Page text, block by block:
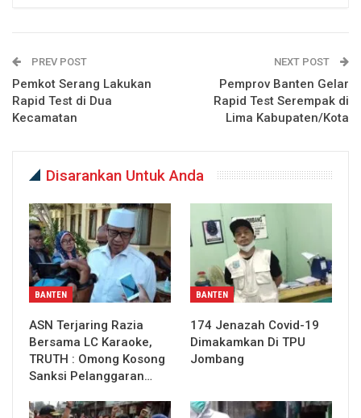
PREV POST
Pemkot Serang Lakukan
Rapid Test di Dua
Kecamatan
NEXT POST
Pemprov Banten Gelar
Rapid Test Serempak di
Lima Kabupaten/Kota
Disarankan Untuk Anda
BANTEN
ASN Terjaring Razia
Bersama LC Karaoke,
TRUTH : Omong Kosong
Sanksi Pelanggaran…
BANTEN
174 Jenazah Covid-19
Dimakamkan Di TPU
Jombang